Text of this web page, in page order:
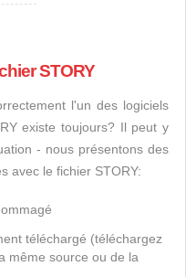
STORY
l'un des logiciels
existe toujours? Il peut y
- nous présentons des
avec le fichier STORY:
téléchargé (téléchargez
même source ou de la